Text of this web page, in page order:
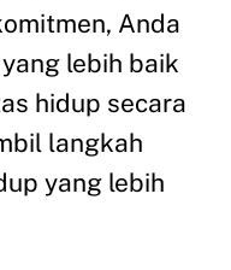
Anda
lebih baik
hidup secara
langkah
yang lebih